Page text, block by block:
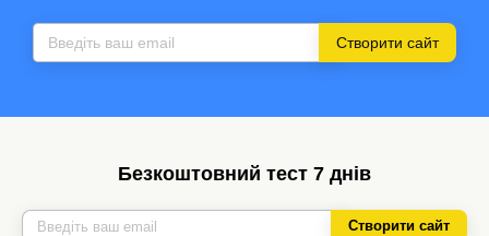
Створити сайт
Безкоштовний тест 7 днів
Створити сайт